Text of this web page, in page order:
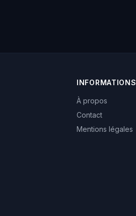
INFORMATIONS
À propos
Contact
Mentions légales